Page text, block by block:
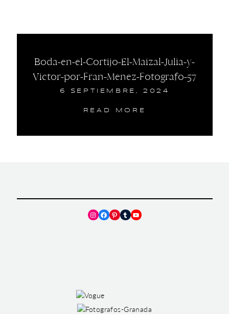
Boda-en-el-Cortijo-El-Maizal-Julia-y-
Victor-por-Fran-Menez-Fotografo-57
6 SEPTIEMBRE, 2024
READ MORE
Instagram
Facebook
Pinterest
TumblrYouTube